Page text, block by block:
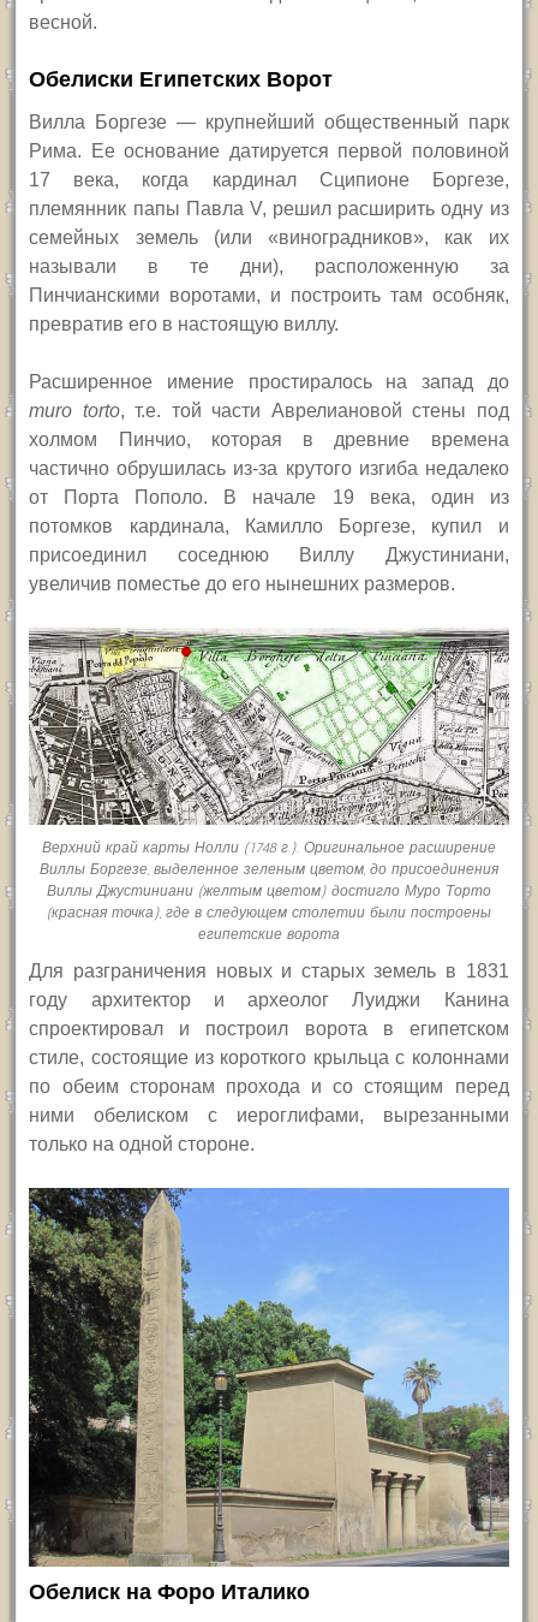
весной.
Обелиски Египетских Ворот
Вилла Боргезе — крупнейший общественный парк
Рима. Ее основание датируется первой половиной
17 века, когда кардинал Сципионе Боргезе,
племянник папы Павла V, решил расширить одну из
семейных земель (или «виноградников», как их
называли в те дни), расположенную за
Пинчианскими воротами, и построить там особняк,
превратив его в настоящую виллу.
Расширенное имение простиралось на запад до
muro torto,т.е. той части Аврелиановой стены под
холмом Пинчио, которая в древние времена
частично обрушилась из-за крутого изгиба недалеко
от Порта Пополо. В начале 19 века, один из
потомков кардинала, Камилло Боргезе, купил и
присоединил соседнюю Виллу Джустиниани,
увеличив поместье до его нынешних размеров.
Верхний край карты Нолли (1748 г.). Оригинальное расширение
Виллы Боргезе, выделенное зеленым цветом, до присоединения
Виллы Джустиниани (желтым цветом) достигло Муро Торто
(красная точка), где в следующем столетии были построены
египетские ворота
Для разграничения новых и старых земель в 1831
году архитектор и археолог Луиджи Канина
спроектировал и построил ворота в египетском
стиле, состоящие из короткого крыльца с колоннами
по обеим сторонам прохода и со стоящим перед
ними обелиском с иероглифами, вырезанными
только на одной стороне.
Обелиск на Форо Италико